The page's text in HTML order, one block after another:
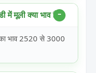
मूली क्या भाव है?
भाव 2520 से 3000